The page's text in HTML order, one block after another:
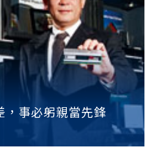
，事必躬親當先鋒